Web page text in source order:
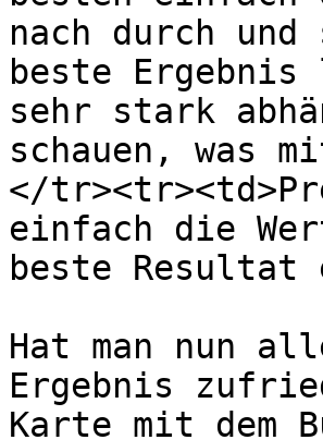
nach durch
beste
sehr stark
schauen, was
</
einfach die
beste
Hat man nun
Ergebnis
Karte mit dem